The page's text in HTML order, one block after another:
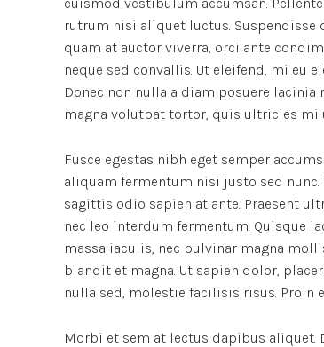
rutrum nisi aliquet luctus.
quam at auctor viverra, orci ante
neque sed convallis. Ut eleifend, mi eu
Donec non nulla a diam posuere
magna volutpat tortor, quis ultricies mi
Fusce egestas nibh eget semper
aliquam fermentum nisi justo sed
sagittis odio sapien at ante. Praesent
nec leo interdum fermentum. Quisque
massa iaculis, nec pulvinar magna
blandit et magna. Ut sapien dolor,
nulla sed, molestie facilisis risus. Proin
Morbi et sem at lectus dapibus aliquet.